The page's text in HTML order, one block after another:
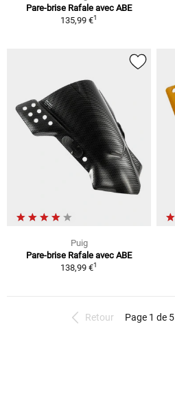
Pare-brise Rafale avec ABE
135,99 €1
Puig
Pare-brise Rafale avec ABE
138,99 €1
Retour Page 1 de 5